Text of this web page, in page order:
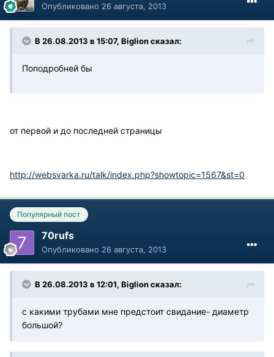
Опубликовано 26 августа, 2013
В 26.08.2013 в 15:07, Biglion сказал:
Поподробней бы
от первой и до последней страницы
http://websvarka.ru/talk/index.php?showtopic=1567&st=0
Популярный пост
70rufs
Опубликовано 26 августа, 2013
В 26.08.2013 в 12:01, Biglion сказал:
с какими трубами мне предстоит свидание- диаметр
большой?